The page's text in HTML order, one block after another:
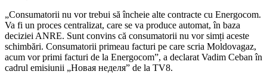
„Consumatorii nu vor trebui să încheie alte contracte cu Energocom.
Va fi un proces centralizat, care se va produce automat, în baza
deciziei ANRE. Sunt convins că consumatorii nu vor simți aceste
schimbări. Consumatorii primeau facturi pe care scria Moldovagaz,
acum vor primi facturi de la Energocom”, a declarat Vadim Ceban în
cadrul emisiunii „Новая неделя” de la TV8.